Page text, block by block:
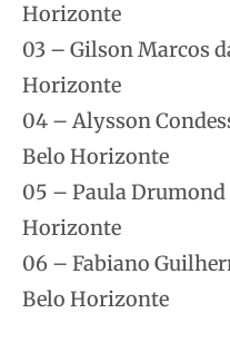
Horizonte
03 – Gilson Marcos
Horizonte
04 – Alysson
Belo Horizonte
05 – Paula
Horizonte
06 – Fabiano
Belo Horizonte